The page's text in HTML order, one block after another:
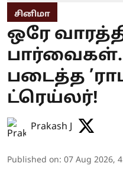
சினிமா
ஒரே
படைத்த
ட்ரெய்லர்!
Prakash J
Published on: 07 Aug 2026,